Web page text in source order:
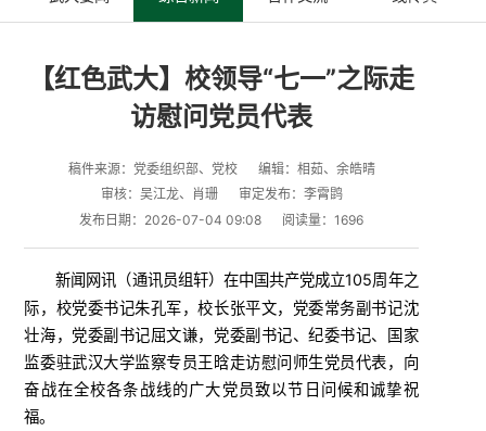
【红色武大】校领导“七一”之际走
访慰问党员代表
稿件来源：党委组织部、党校
编辑：相茹、余皓晴
审核：吴江龙、肖珊
审定发布：李霄鹍
发布日期：2026-07-04 09:08
阅读量： 1696
新闻网讯（通讯员组轩）在中国共产党成立105周年之
际，校党委书记朱孔军，校长张平文，党委常务副书记沈
壮海，党委副书记屈文谦，党委副书记、纪委书记、国家
监委驻武汉大学监察专员王晗走访慰问师生党员代表，向
奋战在全校各条战线的广大党员致以节日问候和诚挚祝
福。